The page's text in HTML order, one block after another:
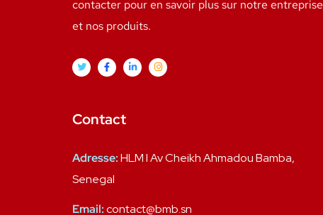
contacter pour en savoir plus sur notre entreprise
et nos produits.
Contact
Adresse:HLM I Av Cheikh Ahmadou Bamba,
Senegal
Email:contact@bmb.sn